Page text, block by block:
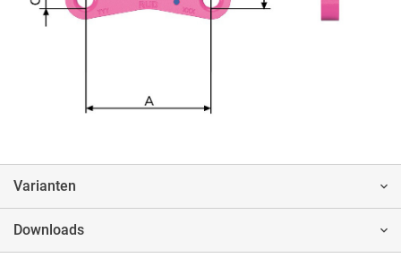
Varianten
Downloads